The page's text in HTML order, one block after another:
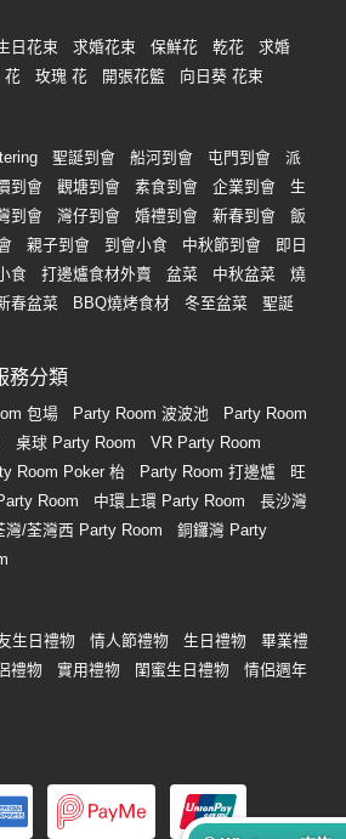
日花束 求婚花束 保鮮花 乾花
求婚
花 玫瑰 花 開張花籃 向日葵 花束
聖誕到會 船河到會 屯門到會
派
到會 觀塘到會 素食到會 企業到會
生
到會 灣仔到會 婚禮到會 新春到會
飯
親子到會 到會小食 中秋節到會
即日
食 打邊爐食材外賣 盆菜 中秋盆菜
燒
春盆菜 BBQ燒烤食材 冬至盆菜
聖誕
務分類
包場 Party Room 波波池
Party Room
桌球 Party Room
VR Party Room
Room Poker 枱 Party Room 打邊爐
旺
Room 中環上環 Party Room
長沙灣
灣/荃灣西 Party Room
銅鑼灣 Party
生日禮物 情人節禮物 生日禮物
畢業禮
禮物 實用禮物 閨蜜生日禮物
情侶週年